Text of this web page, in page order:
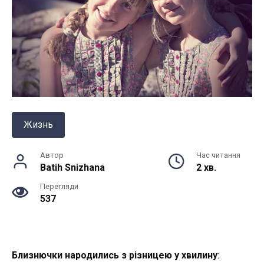
Жизнь
Автор
Batih Snizhana
Час читання
2 хв.
Перегляди
537
Близнючки народились з різницею у хвилину: